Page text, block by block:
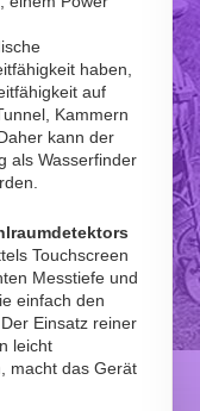
haben,
auf
Kammern
kann der
als Wasserfinder
Touchscreen
Messtiefe und
einfach den
Einsatz reiner
leicht
macht das Gerät